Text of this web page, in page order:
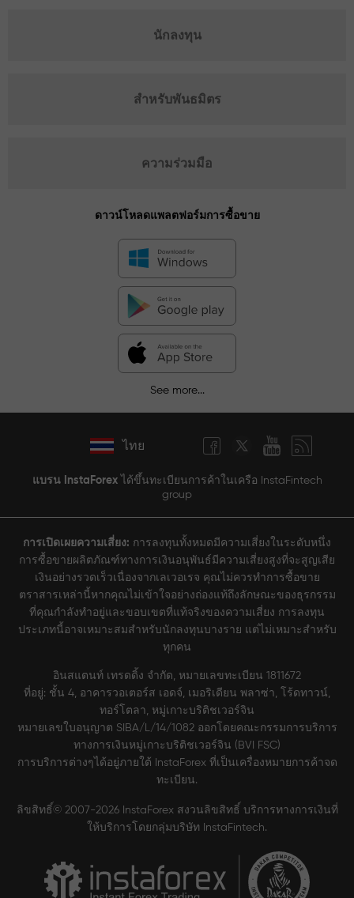
นักลงทุน
สำหรับพันธมิตร
ความร่วมมือ
ดาวน์โหลดแพลตฟอร์มการซื้อขาย
See more...
ไทย
แบรน InstaForexได้ขึ้นทะเบียนการค้าในเครือ InstaFintech
group
การเปิดเผยความเสี่ยง: การลงทุนทั้งหมดมีความเสี่ยงในระดับหนึ่ง
การซื้อขายผลิตภัณฑ์ทางการเงินอนุพันธ์มีความเสี่ยงสูงที่จะสูญเสีย
เงินอย่างรวดเร็วเนื่องจากเลเวอเรจ คุณไม่ควรทำการซื้อขาย
ตราสารเหล่านี้หากคุณไม่เข้าใจอย่างถ่องแท้ถึงลักษณะของธุรกรรม
ที่คุณกำลังทำอยู่และขอบเขตที่แท้จริงของความเสี่ยง การลงทุน
ประเภทนี้อาจเหมาะสมสำหรับนักลงทุนบางราย แต่ไม่เหมาะสำหรับ
ทุกคน
อินสแตนท์ เทรดดิ้ง จำกัด, หมายเลขทะเบียน 1811672
ที่อยู่: ชั้น 4, อาคารวอเตอร์ส เอดจ์, เมอริเดียน พลาซ่า, โร้ดทาวน์,
ทอร์โตลา, หมู่เกาะบริติชเวอร์จิน
หมายเลขใบอนุญาต SIBA/L/14/1082 ออกโดยคณะกรรมการบริการ
ทางการเงินหมู่เกาะบริติชเวอร์จิน (BVI FSC)
การบริการต่างๆได้อยู่ภายใต้ InstaForex ที่เป็นเครื่องหมายการค้าจด
ทะเบียน.
ลิขสิทธิ์© 2007-2026 InstaForex สงวนลิขสิทธิ์ บริการทางการเงินที่
ให้บริการโดยกลุ่มบริษัท InstaFintech.